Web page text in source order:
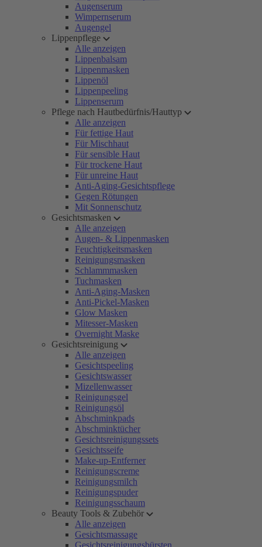
Augenserum
Wimpernserum
Augengel
Lippenpflege
Alle anzeigen
Lippenbalsam
Lippenmasken
Lippenöl
Lippenpeeling
Lippenserum
Pflege nach Hautbedürfnis/Hauttyp
Alle anzeigen
Für fettige Haut
Für Mischhaut
Für sensible Haut
Für trockene Haut
Für unreine Haut
Anti-Aging-Gesichtspflege
Gegen Rötungen
Mit Sonnenschutz
Gesichtsmasken
Alle anzeigen
Augen- & Lippenmasken
Feuchtigkeitsmasken
Reinigungsmasken
Schlammmasken
Tuchmasken
Anti-Aging-Masken
Anti-Pickel-Masken
Glow Masken
Mitesser-Masken
Overnight Maske
Gesichtsreinigung
Alle anzeigen
Gesichtspeeling
Gesichtswasser
Mizellenwasser
Reinigungsgel
Reinigungsöl
Abschminkpads
Abschminktücher
Gesichtsreinigungssets
Gesichtsseife
Make-up-Entferner
Reinigungscreme
Reinigungsmilch
Reinigungspuder
Reinigungsschaum
Beauty Tools & Zubehör
Alle anzeigen
Gesichtsmassage
Gesichtsreinigungsbürsten